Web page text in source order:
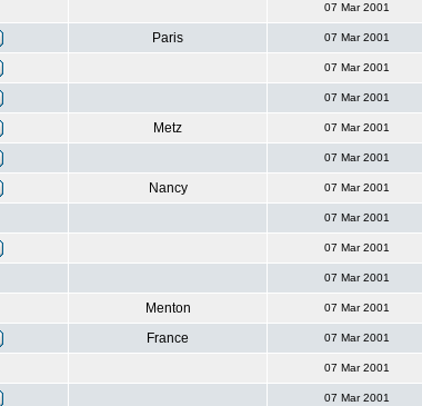
07 Mar 2001
Paris 07 Mar 2001
07 Mar 2001
07 Mar 2001
Metz 07 Mar 2001
07 Mar 2001
Nancy 07 Mar 2001
07 Mar 2001
07 Mar 2001
07 Mar 2001
Menton 07 Mar 2001
France 07 Mar 2001
07 Mar 2001
07 Mar 2001